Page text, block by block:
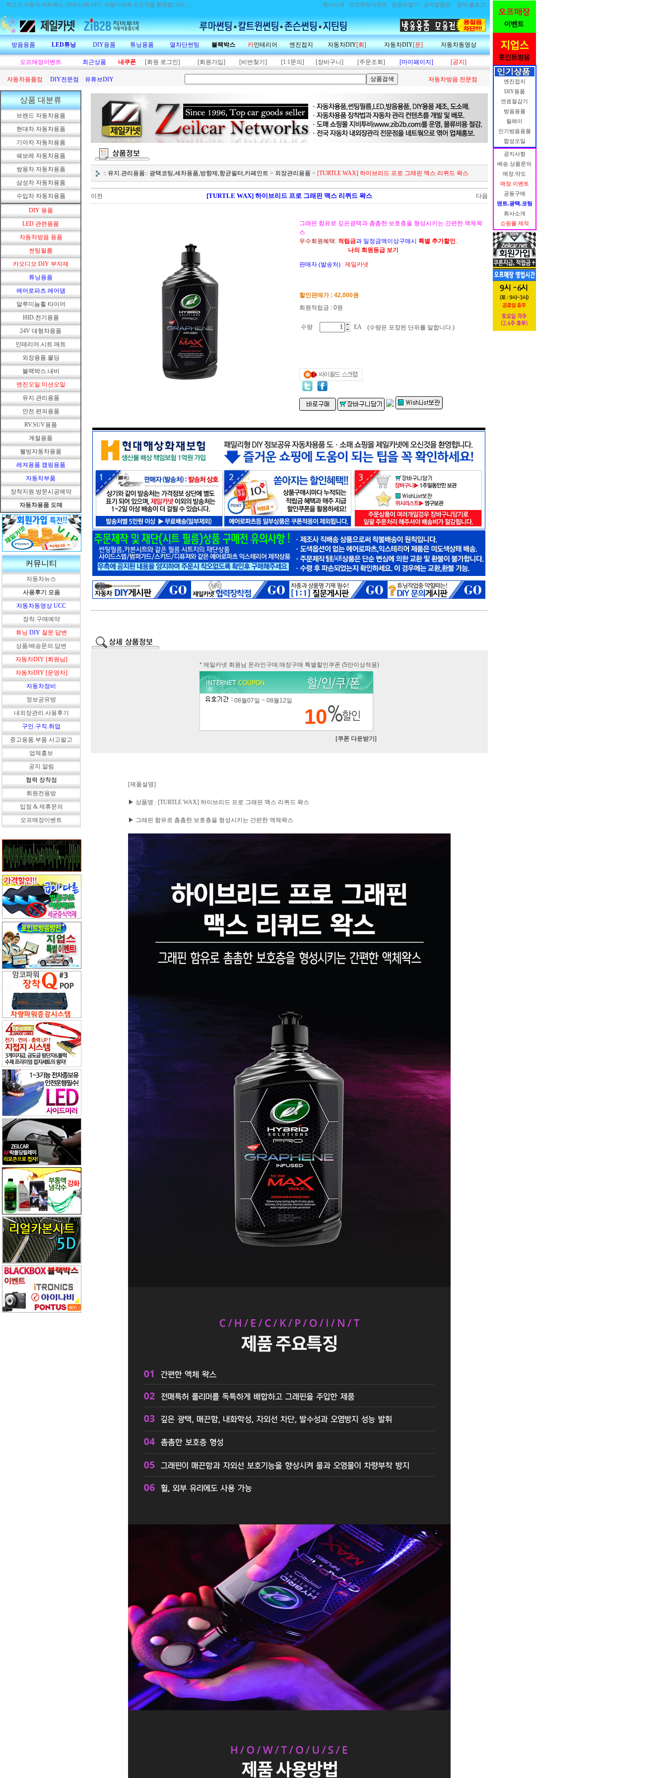
최고의 자동차 네트웍스, ZEiLCAR.NET. 제일카넷에 오신것을 환영합니다..... 회사소개 오프매장이벤트 운영자일기 공지알림란 공식 블로그
방음용품 LED튜닝 DIY용품 튜닝용품 열차단썬팅 블랙박스 카인테리어 엔진접지 자동차DIY[회] 자동차DIY[운] 자동차동영상
오프매장이벤트 최근상품 내쿠폰 [회원 로그인] [회원가입] [비번찾기] [1:1문의] [장바구니] [주문조회] [마이페이지] [공지]
자동차용품점 DIY전문점 유튜브DIY 자동차방음 전문점
상품 대분류
브랜드 자동차용품
현대차 자동차용품
기아차 자동차용품
쉐보레 자동차용품
쌍용차 자동차용품
삼성차 자동차용품
수입차 자동차용품
DIY 용품
LED 관련용품
자동차방음 용품
썬팅필름
카오디오 DIY 부자재
튜닝용품
에어로파츠.에어댐
알루미늄휠.타이어
HID.전기용품
24V 대형차용품
인테리어.시트.매트
외장용품.몰딩
블랙박스.내비
엔진오일.미션오일
유지.관리용품
안전.편의용품
RV.SUV용품
계절용품
웰빙자동차용품
레져용품.캠핑용품
자동차부품
장착지원.방문시공예약
자동차용품 도매
커뮤니티
자동차뉴스
사용후기 모음
자동차동영상 UCC
장착.구매예약
튜닝 DIY 질문.답변
상품/배송문의.답변
자동차DIY [회원님]
자동차DIY [운영자]
자동차정비
정보공유방
내외장관리.사용후기
구인.구직.취업
중고용품.부품 사고팔고
업체홍보
공지.알림
협력 장착점
회원전용방
입점 & 제휴문의
오프매장이벤트
:: 유지.관리용품:: 광택코팅,세차용품,방향제,항균필터,카페인트 > 외장관리용품 > [TURTLE WAX] 하이브리드 프로 그래핀 맥스 리퀴드 왁스
이전 [TURTLE WAX] 하이브리드 프로 그래핀 맥스 리퀴드 왁스 다음
그래핀 함유로 깊은광택과 촘촘한 보호층을 형성시키는 간편한 액체왁
스
우수회원혜택: 적립금과 일정금액이상구매시 특별 추가할인..
나의 회원등급 보기
판매자 (발송처) : 제일카넷
할인판매가 : 42,000원
회원적립금 : 0원
수량 EA (수량은 포장된 단위를 말합니다.)
* 제일카넷 회원님 온라인구매.매장구매 특별할인쿠폰 (5만이상적용)
08월07일 ~ 08월12일
10
[쿠폰 다운받기]
[제품설명]
▶ 상품명 : [TURTLE WAX] 하이브리드 프로 그래핀 맥스 리퀴드 왁스
▶ 그래핀 함유로 촘촘한 보호층을 형성시키는 간편한 액체왁스
엔진접지
DIY용품
연료절감기
방음용품
릴레이
인기방음용품
합성오일
공지사항
배송.상품문의
매장.약도
매장.이벤트
공동구매
덴트.광택.코팅
회사소개
쇼핑몰 제작